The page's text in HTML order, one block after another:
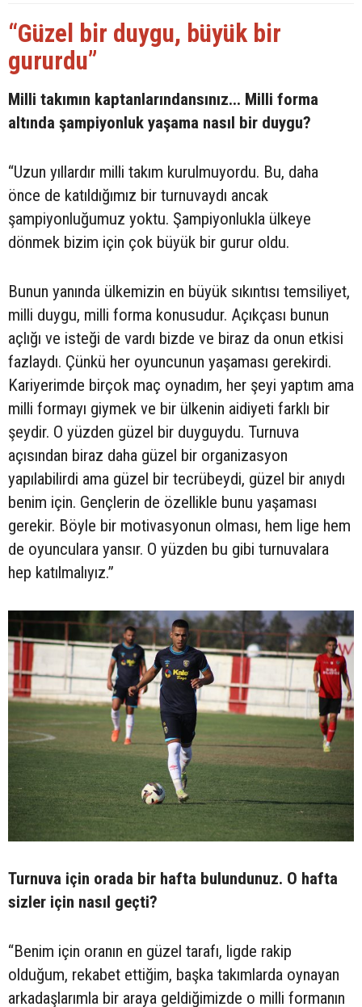
“Güzel bir duygu, büyük bir
gururdu”
Milli takımın kaptanlarındansınız... Milli forma
altında şampiyonluk yaşama nasıl bir duygu?
“Uzun yıllardır milli takım kurulmuyordu. Bu, daha
önce de katıldığımız bir turnuvaydı ancak
şampiyonluğumuz yoktu. Şampiyonlukla ülkeye
dönmek bizim için çok büyük bir gurur oldu.
Bunun yanında ülkemizin en büyük sıkıntısı temsiliyet,
milli duygu, milli forma konusudur. Açıkçası bunun
açlığı ve isteği de vardı bizde ve biraz da onun etkisi
fazlaydı. Çünkü her oyuncunun yaşaması gerekirdi.
Kariyerimde birçok maç oynadım, her şeyi yaptım ama
milli formayı giymek ve bir ülkenin aidiyeti farklı bir
şeydir. O yüzden güzel bir duyguydu. Turnuva
açısından biraz daha güzel bir organizasyon
yapılabilirdi ama güzel bir tecrübeydi, güzel bir anıydı
benim için. Gençlerin de özellikle bunu yaşaması
gerekir. Böyle bir motivasyonun olması, hem lige hem
de oyunculara yansır. O yüzden bu gibi turnuvalara
hep katılmalıyız.”
Turnuva için orada bir hafta bulundunuz. O hafta
sizler için nasıl geçti?
“Benim için oranın en güzel tarafı, ligde rakip
olduğum, rekabet ettiğim, başka takımlarda oynayan
arkadaşlarımla bir araya geldiğimizde o milli formanın